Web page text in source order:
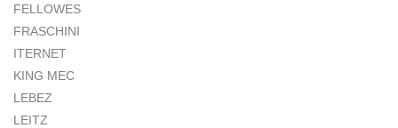
FELLOWES
FRASCHINI
ITERNET
KING MEC
LEBEZ
LEITZ